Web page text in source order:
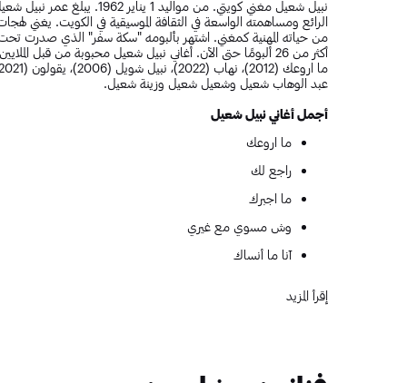
أكثر من 26 ألبومًا حتى الآن. أغاني نبيل شعيل محبوبة من قبل
عبد الوهاب شعيل وشعيل شعيل وزينة شعيل.
أجمل أغاني نبيل شعيل
ما اروعك
راجع لك
ما اجبرك
وش مسوي مع غيري
آنا ما أنساك
إقرأ المزيد